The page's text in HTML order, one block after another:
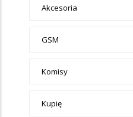
Akcesoria
GSM
Komisy
Kupię